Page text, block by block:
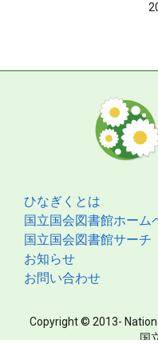
ひなぎくとは
国立国会図書館ホーム
国立国会図書館サーチ
お知らせ
お問い合わせ
Copyright © 2013-